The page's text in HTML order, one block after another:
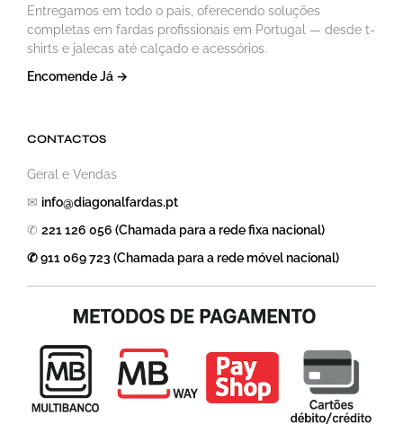
Entregamos em todo o país, oferecendo soluções
completas em fardas profissionais em Portugal — desde t-
shirts e jalecas até calçado e acessórios.
Encomende Já →
CONTACTOS
Geral e Vendas
✉ info@diagonalfardas.pt
✆ 221 126 056 (Chamada para a rede fixa nacional)
✆ 911 069 723 (Chamada para a rede móvel nacional)